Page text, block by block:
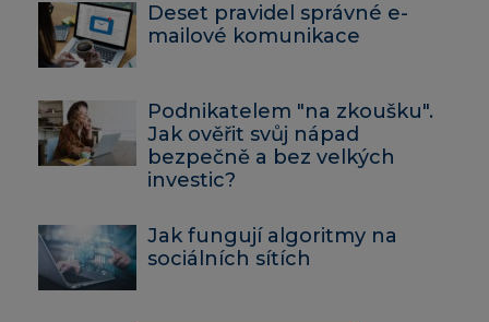
Deset pravidel správné e-
mailové komunikace
Podnikatelem "na zkoušku".
Jak ověřit svůj nápad
bezpečně a bez velkých
investic?
Jak fungují algoritmy na
sociálních sítích